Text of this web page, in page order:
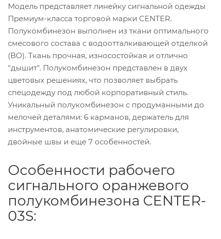
Модель представляет линейку сигнальной одежды
Премиум-класса торговой марки CENTER.
Полукомбинезон выполнен из ткани оптимального
смесового состава с водоотталкивающей отделкой
(ВО). Ткань прочная, износостойкая и отлично
"дышит". Полукомбинезон представлен в двух
цветовых решениях, что позволяет выбрать
спецодежду под любой корпоративный стиль.
Уникальный полукомбинезон с продуманными до
мелочей деталями: 6 карманов, держатель для
инструментов, анатомические регулировки,
двойные швы и еще 7 особенностей.
Особенности рабочего
сигнального оранжевого
полукомбинезона CENTER-
03S: